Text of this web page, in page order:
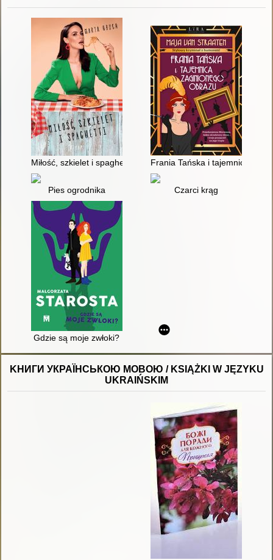
Miłość, szkielet i spaghetti Frania Tańska i tajemnica
Pies ogrodnika Czarci krąg
Gdzie są moje zwłoki?
KНИГИ УКРАЇНСЬКОЮ МОВОЮ / KSIĄŻKI W JĘZYKU
UKRAIŃSKIM